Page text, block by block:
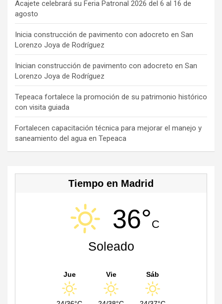
b
o
o
k
a
d
s
gr
a
m
o
k
T
u
b
e
C
h
a
n
n
el
Acajete celebrará su Feria Patronal 2026 del 6 al 16 de
agosto
Inicia construcción de pavimento con adocreto en San
Lorenzo Joya de Rodríguez
Inician construcción de pavimento con adocreto en San
Lorenzo Joya de Rodríguez
Tepeaca fortalece la promoción de su patrimonio histórico
con visita guiada
Fortalecen capacitación técnica para mejorar el manejo y
saneamiento del agua en Tepeaca
Tiempo en Madrid
36°C
Soleado
Jue Vie Sáb